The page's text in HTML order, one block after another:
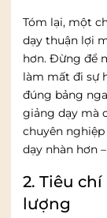
Tóm lại, một
dạy thuận lợi
hơn. Đừng để
làm mất đi sự
đúng bảng
giảng dạy mà
chuyên
dạy nhàn hơn
2. Tiêu
lượng